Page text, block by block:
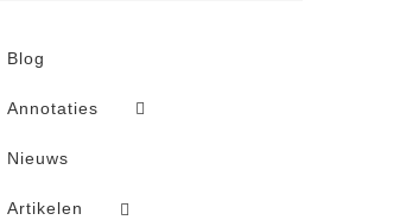
Blog
Annotaties
Nieuws
Artikelen